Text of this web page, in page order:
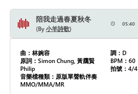
陪我走過春夏秋冬
By小羊詩歌
05:40
曲：林婉容
原詞：Simon Chung, 黃靄賢
Philip
音樂檔種類：原版單聲軌伴奏
MMO/MMA/MR
調：D
BPM：60
拍號：4/4